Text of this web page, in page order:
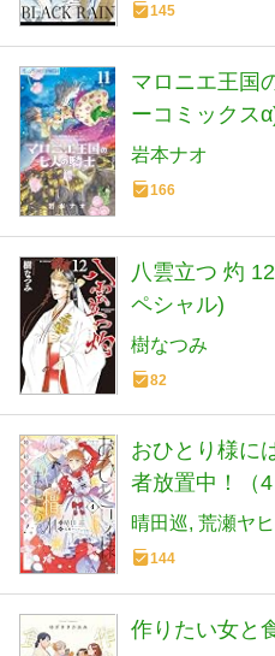
145
マロニエ王国
ーコミックス
岩本ナオ
166
八雲立つ 灼
ペシャル)
樹なつみ
82
おひとり様に
者放置中！（
晴田巡 荒瀬ヤ
144
作りたい女と